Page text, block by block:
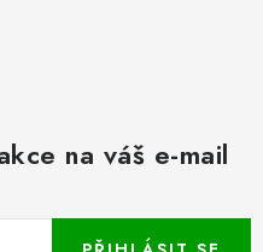
na váš e-mail